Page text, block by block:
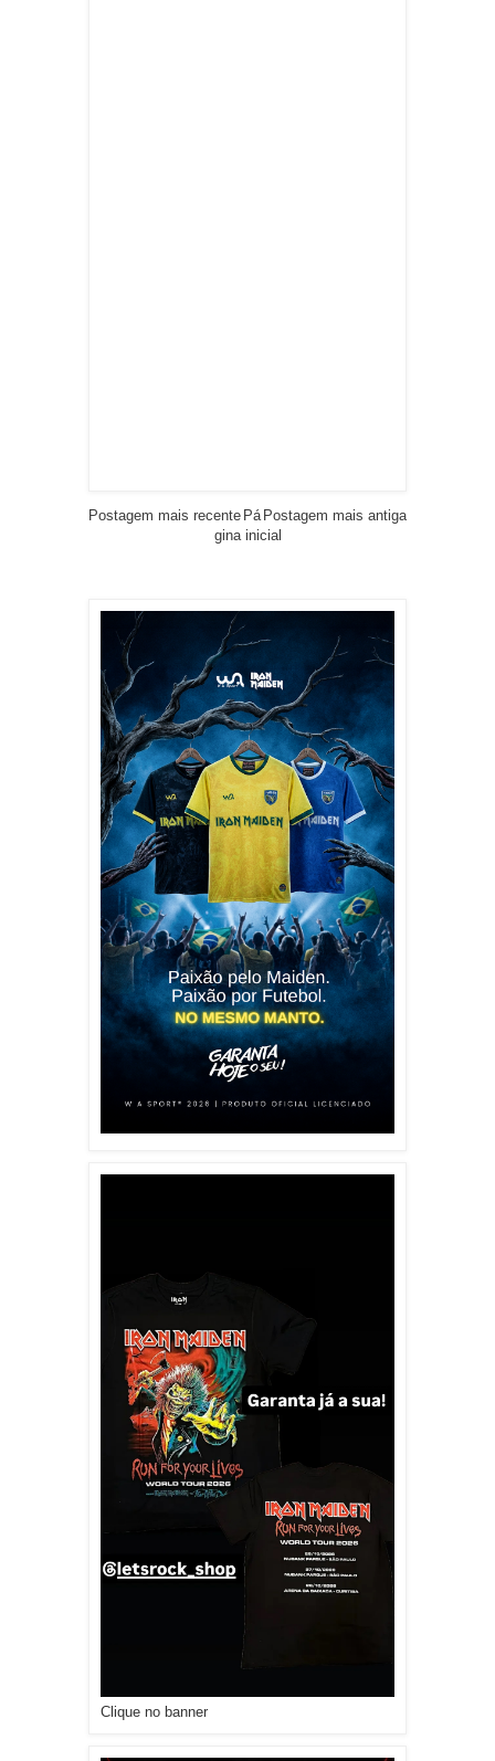
Postagem mais recente Postagem mais antiga
Pá
gina inicial
Clique no banner